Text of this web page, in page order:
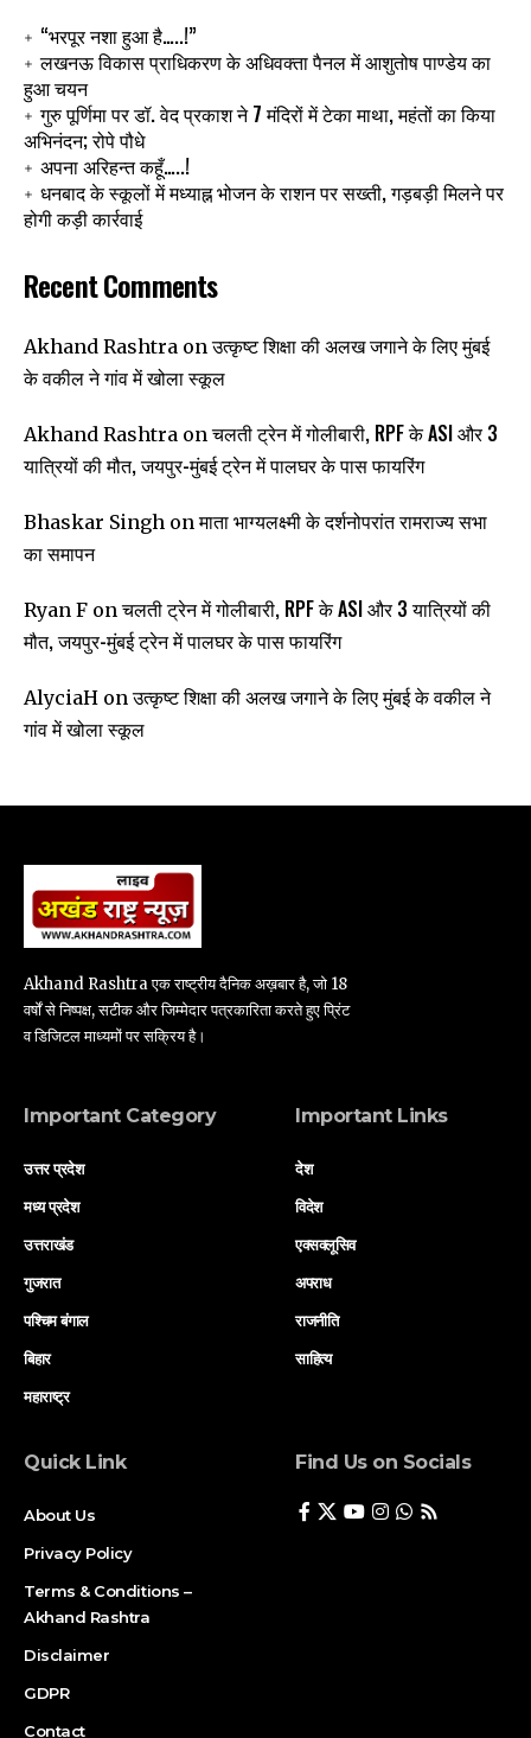
“भरपूर नशा हुआ है…..!”
लखनऊ विकास प्राधिकरण के अधिवक्ता पैनल में आशुतोष पाण्डेय का
हुआ चयन
गुरु पूर्णिमा पर डॉ. वेद प्रकाश ने 7 मंदिरों में टेका माथा, महंतों का किया
अभिनंदन; रोपे पौधे
अपना अरिहन्त कहूँ…..!
धनबाद के स्कूलों में मध्याह्न भोजन के राशन पर सख्ती, गड़बड़ी मिलने पर
होगी कड़ी कार्रवाई
Recent Comments
Akhand Rashtra onउत्कृष्ट शिक्षा की अलख जगाने के लिए मुंबई
के वकील ने गांव में खोला स्कूल
Akhand Rashtra onचलती ट्रेन में गोलीबारी, RPF के ASI और 3
यात्रियों की मौत, जयपुर-मुंबई ट्रेन में पालघर के पास फायरिंग
Bhaskar Singh onमाता भाग्यलक्ष्मी के दर्शनोपरांत रामराज्य सभा
का समापन
Ryan F onचलती ट्रेन में गोलीबारी, RPF के ASI और 3 यात्रियों की
मौत, जयपुर-मुंबई ट्रेन में पालघर के पास फायरिंग
AlyciaH onउत्कृष्ट शिक्षा की अलख जगाने के लिए मुंबई के वकील ने
गांव में खोला स्कूल
Akhand Rashtra एक राष्ट्रीय दैनिक अख़बार है, जो 18
वर्षों से निष्पक्ष, सटीक और जिम्मेदार पत्रकारिता करते हुए प्रिंट
व डिजिटल माध्यमों पर सक्रिय है।
Important Category
उत्तर प्रदेश
मध्य प्रदेश
उत्तराखंड
गुजरात
पश्चिम बंगाल
बिहार
महाराष्ट्र
Important Links
देश
विदेश
एक्सक्लूसिव
अपराध
राजनीति
साहित्य
Quick Link
About Us
Privacy Policy
Terms & Conditions –
Akhand Rashtra
Disclaimer
GDPR
Contact
Find Us on Socials